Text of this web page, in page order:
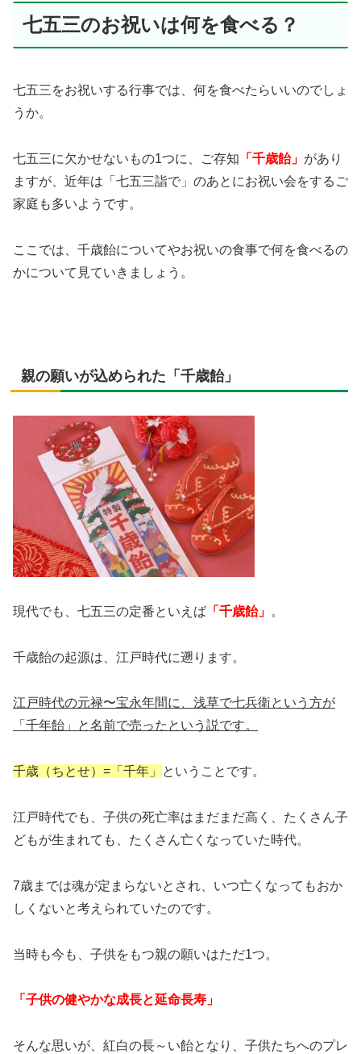
七五三のお祝いは何を食べる？
七五三をお祝いする行事では、何を食べたらいいのでしょ
うか。
七五三に欠かせないもの1つに、ご存知 「千歳飴」 があり
ますが、近年は「七五三詣で」のあとにお祝い会をするご
家庭も多いようです。
ここでは、千歳飴についてやお祝いの食事で何を食べるの
かについて見ていきましょう。
親の願いが込められた「千歳飴」
現代でも、七五三の定番といえば 「千歳飴」 。
千歳飴の起源は、江戸時代に遡ります。
江戸時代の元禄〜宝永年間に、浅草で七兵衛という方が
「千年飴」と名前で売ったという説です。
千歳（ちとせ）=「千年」 ということです。
江戸時代でも、子供の死亡率はまだまだ高く、たくさん子
どもが生まれても、たくさん亡くなっていた時代。
7歳までは魂が定まらないとされ、いつ亡くなってもおか
しくないと考えられていたのです。
当時も今も、子供をもつ親の願いはただ1つ。
「子供の健やかな成長と延命長寿」
そんな思いが、紅白の長～い飴となり、子供たちへのプレ